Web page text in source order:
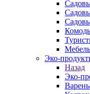
Эко-
Назад
Эко-